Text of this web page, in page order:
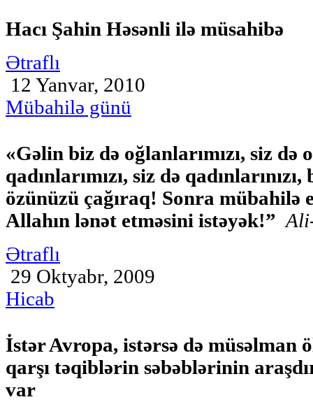
Hacı Şahin Həsənli ilə müsahibə
Ətraflı
12 Yanvar, 2010
Mübahilə günü
«Gəlin biz də oğlanlarımızı, siz də
qadınlarımızı, siz də
özünüzü çağıraq! Sonra mübahilə
Allahın lənət etməsini istəyək!”
Ətraflı
29 Oktyabr, 2009
Hicab
İstər Avropa, istərsə də müsəlman
qarşı təqiblərin səbəblərinin
var